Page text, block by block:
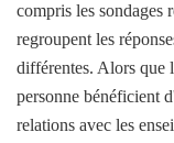
compris les sondages
regroupent les
différentes. Alors que
personne bénéficient
relations avec les